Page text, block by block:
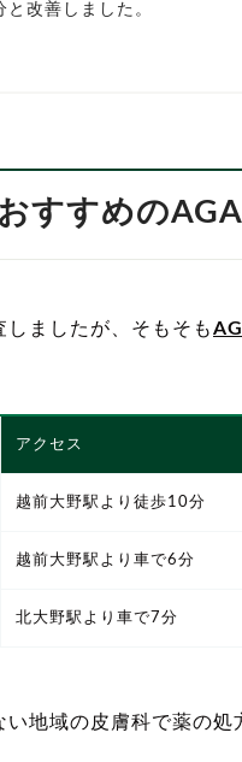
と改善しました。
すすめの
ましたが、そもそも
アクセス
越前大野駅より徒歩10分
越前大野駅より車で6分
北大野駅より車で7分
い地域の皮膚科で薬の処